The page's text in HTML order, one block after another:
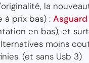
la
à prix bas) : Asguard
en bas), et
moins
(et sans Usb 3)